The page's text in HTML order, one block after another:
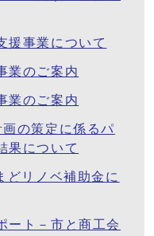
援事業について
業のご案内
業のご案内
の策定に係るパ
果について
どリノベ補助金に
ート－市と商工会